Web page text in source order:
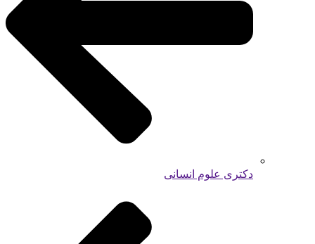
دکتری علوم انسانی